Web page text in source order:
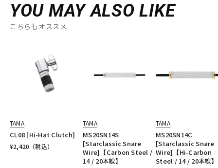
YOU MAY ALSO LIKE
こちらもオススメ
TAMA
CL08 [Hi-Hat Clutch]
¥2,420 （税込）
TAMA
MS20SN14S
[Starclassic Snare
Wire]【Carbon Steel /
14 / 20本線】
TAMA
MS20SN14C
[Starclassic Snare
Wire]【Hi-Carbon
Steel / 14 / 20本線】